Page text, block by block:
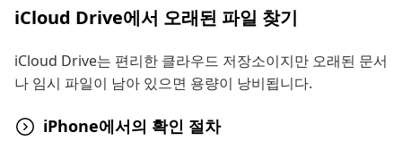
iCloud Drive에서 오래된 파일 찾기
iCloud Drive는 편리한 클라우드 저장소이지만 오래된 문서
나 임시 파일이 남아 있으면 용량이 낭비됩니다.
iPhone에서의 확인 절차